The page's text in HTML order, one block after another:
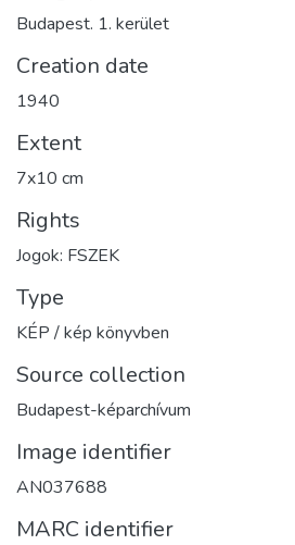
Budapest. 1. kerület
Creation date
1940
Extent
7x10 cm
Rights
Jogok: FSZEK
Type
KÉP / kép könyvben
Source collection
Budapest-képarchívum
Image identifier
AN037688
MARC identifier